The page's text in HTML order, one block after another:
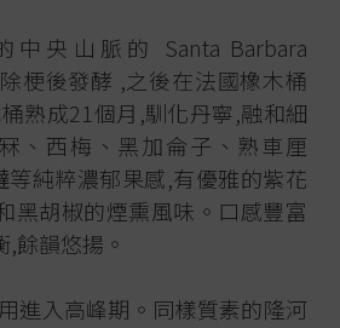
央山脈的 Santa Barbara
梗後發酵 ,之後在法國橡木桶
熟成21個月,馴化丹寧,融和細
、西梅、黑加侖子、熟車厘
等純粹濃郁果感,有優雅的紫花
黑胡椒的煙熏風味。口感豐富
餘韻悠揚。
進入高峰期。同樣質素的隆河